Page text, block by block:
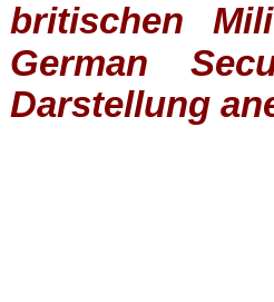
britischen
German
Darstellung